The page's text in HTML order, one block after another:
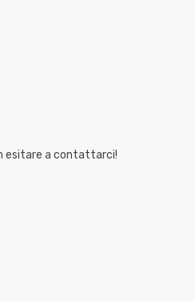
esitare a contattarci!